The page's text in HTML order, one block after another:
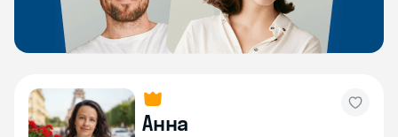
Анна